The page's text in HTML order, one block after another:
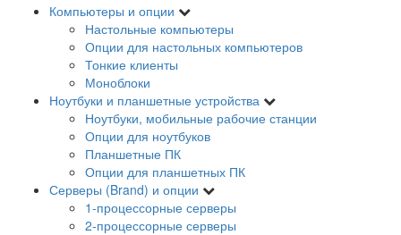
Компьютеры и опции
Настольные компьютеры
Опции для настольных компьютеров
Тонкие клиенты
Моноблоки
Ноутбуки и планшетные устройства
Ноутбуки, мобильные рабочие станции
Опции для ноутбуков
Планшетные ПК
Опции для планшетных ПК
Серверы (Brand) и опции
1-процессорные серверы
2-процессорные серверы